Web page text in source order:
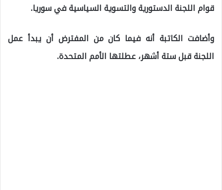
قوام اللجنة الدستورية والتسوية السياسية في سوريا.
وأضافت الكاتبة أنه فيما كان من المفترض أن يبدأ عمل
اللجنة قبل ستة أشهر، عطلتها الأمم المتحدة.